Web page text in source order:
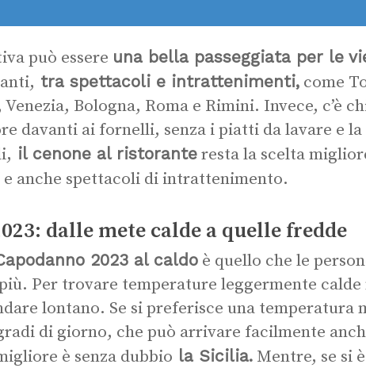
può essere una bella passeggiata per le
tra spettacoli e intrattenimenti, come
Bologna, Roma e Rimini. Invece, c’è
davanti ai fornelli, senza i piatti da lavare e
il cenone al ristorante resta la scelta
e anche spettacoli di intrattenimento.
dalle mete calde a quelle fredde
2023 al caldo è quello che le
Per trovare temperature leggermente calde
lontano. Se si preferisce una temperatura
di giorno, che può arrivare facilmente
è senza dubbio la Sicilia. Mentre, se si è